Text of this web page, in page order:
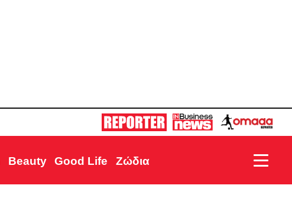
Beauty Good Life Ζώδια